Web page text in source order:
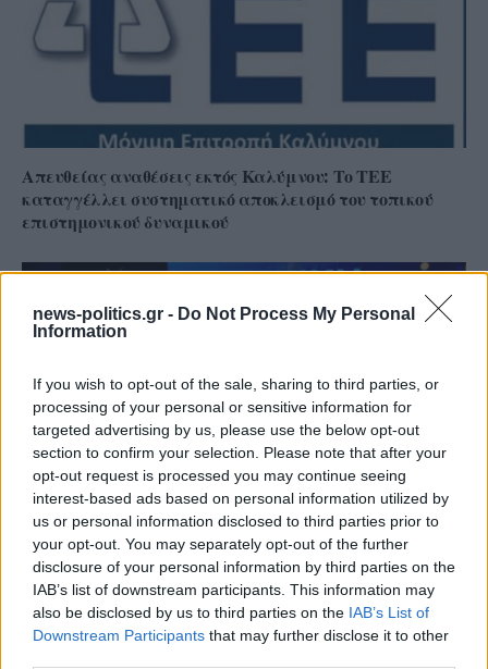
news-politics.gr - Do Not Process My Personal
Information
If you wish to opt-out of the sale, sharing to third parties, or
processing of your personal or sensitive information for
targeted advertising by us, please use the below opt-out
section to confirm your selection. Please note that after your
opt-out request is processed you may continue seeing
interest-based ads based on personal information utilized by
us or personal information disclosed to third parties prior to
your opt-out. You may separately opt-out of the further
disclosure of your personal information by third parties on the
IAB’s list of downstream participants. This information may
also be disclosed by us to third parties on the IAB’s List of
Downstream Participants that may further disclose it to other
Απευθείας αναθέσεις εκτός Καλύμνου: Το ΤΕΕ
καταγγέλλει συστηματικό αποκλεισμό του τοπικού
επιστημονικού δυναμικού
Δημοσκόπηση GPO για την Περιφέρεια Αττικής: Ψήφος
εμπιστοσύνης στον Νίκο Χαρδαλιά (Πίνακες)